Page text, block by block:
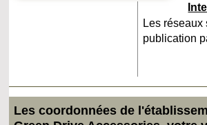
Les
publication
Les coordonnées de